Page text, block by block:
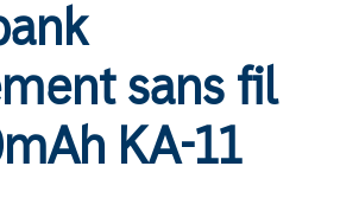
sans fil
KA-11